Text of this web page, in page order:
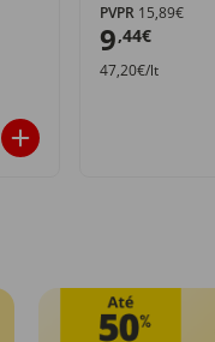
PVPR15,89€
9,44€
47,20€/lt